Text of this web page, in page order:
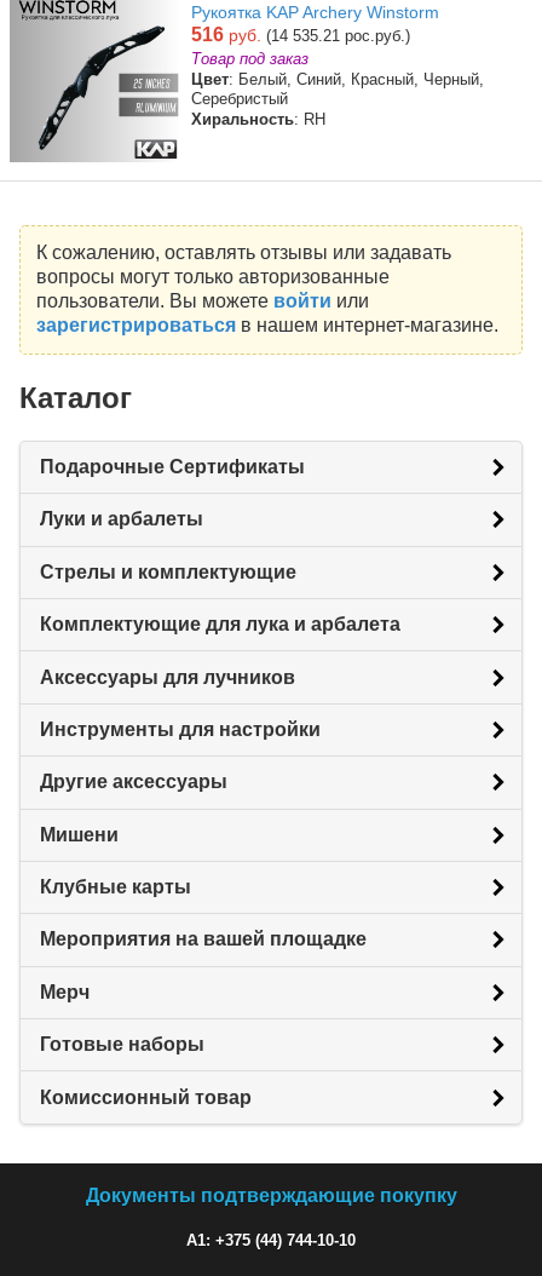
Рукоятка KAP Archery Winstorm
516 руб. (14 535.21 рос.руб.)
Товар под заказ
Цвет: Белый, Синий, Красный, Черный,
Серебристый
Хиральность: RH
К сожалению, оставлять отзывы или задавать
вопросы могут только авторизованные
пользователи. Вы можете войти или
зарегистрироватьсяв нашем интернет-магазине.
Каталог
Подарочные Сертификаты
Луки и арбалеты
Стрелы и комплектующие
Комплектующие для лука и арбалета
Аксессуары для лучников
Инструменты для настройки
Другие аксессуары
Мишени
Клубные карты
Мероприятия на вашей площадке
Мерч
Готовые наборы
Комиссионный товар
Документы подтверждающие покупку
A1: +375 (44) 744-10-10